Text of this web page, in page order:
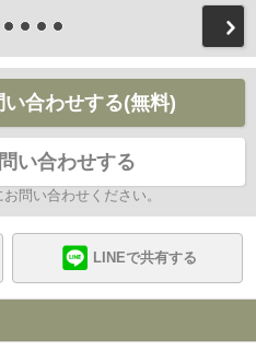
合わせする(無料)
い合わせする
問い合わせください。
LINEで共有する